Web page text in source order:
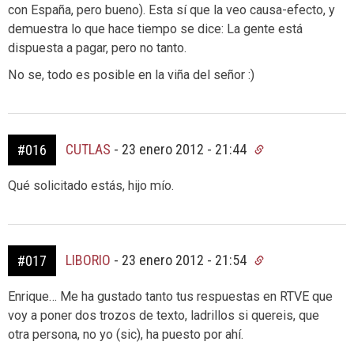
con España, pero bueno). Esta sí que la veo causa-efecto, y
demuestra lo que hace tiempo se dice: La gente está
dispuesta a pagar, pero no tanto.
No se, todo es posible en la viña del señor :)
#016 CUTLAS - 23 enero 2012 - 21:44
Qué solicitado estás, hijo mío.
#017 LIBORIO - 23 enero 2012 - 21:54
Enrique… Me ha gustado tanto tus respuestas en RTVE que
voy a poner dos trozos de texto, ladrillos si quereis, que
otra persona, no yo (sic), ha puesto por ahí.